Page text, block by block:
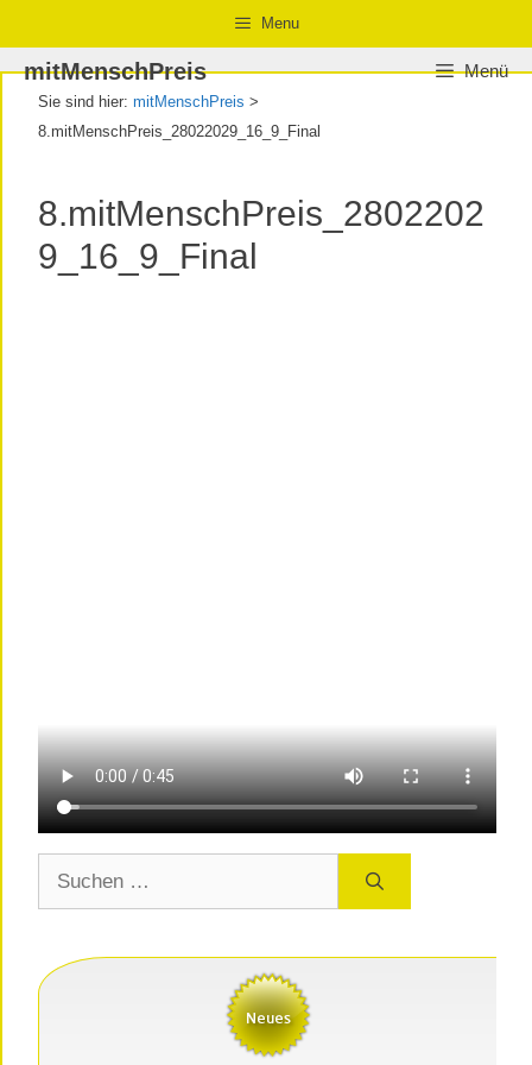
Inhalt
springen
Navigation
springen
Inhalt
springen
Menu
mitMenschPreis Menü
Sie sind hier: mitMenschPreis >
8.mitMenschPreis_28022029_16_9_Final
8.mitMenschPreis_2802202
9_16_9_Final
nach: